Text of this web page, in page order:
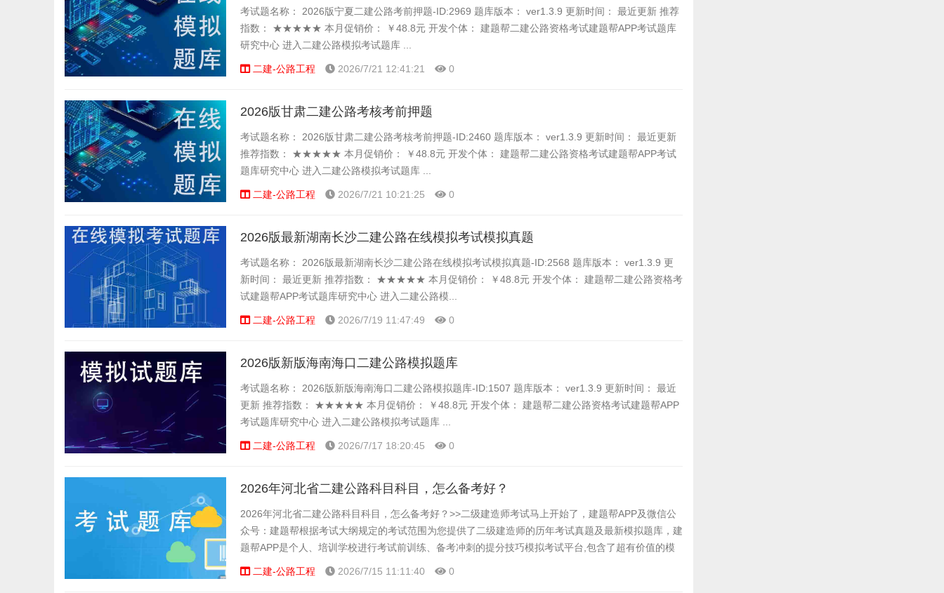
考试题名称： 2026版宁夏二建公路考前押题-ID:2969 题库版本： ver1.3.9 更新时间： 最近更新 推荐
指数： ★★★★★ 本月促销价： ￥48.8元 开发个体： 建题帮二建公路资格考试建题帮APP考试题库
研究中心 进入二建公路模拟考试题库 ...
二建-公路工程 2026/7/21 12:41:21 0
2026版甘肃二建公路考核考前押题
考试题名称： 2026版甘肃二建公路考核考前押题-ID:2460 题库版本： ver1.3.9 更新时间： 最近更新
推荐指数： ★★★★★ 本月促销价： ￥48.8元 开发个体： 建题帮二建公路资格考试建题帮APP考试
题库研究中心 进入二建公路模拟考试题库 ...
二建-公路工程 2026/7/21 10:21:25 0
2026版最新湖南长沙二建公路在线模拟考试模拟真题
考试题名称： 2026版最新湖南长沙二建公路在线模拟考试模拟真题-ID:2568 题库版本： ver1.3.9 更
新时间： 最近更新 推荐指数： ★★★★★ 本月促销价： ￥48.8元 开发个体： 建题帮二建公路资格考
试建题帮APP考试题库研究中心 进入二建公路模...
二建-公路工程 2026/7/19 11:47:49 0
2026版新版海南海口二建公路模拟题库
考试题名称： 2026版新版海南海口二建公路模拟题库-ID:1507 题库版本： ver1.3.9 更新时间： 最近
更新 推荐指数： ★★★★★ 本月促销价： ￥48.8元 开发个体： 建题帮二建公路资格考试建题帮APP
考试题库研究中心 进入二建公路模拟考试题库 ...
二建-公路工程 2026/7/17 18:20:45 0
2026年河北省二建公路科目科目，怎么备考好？
2026年河北省二建公路科目科目，怎么备考好？>>二级建造师考试马上开始了，建题帮APP及微信公
众号：建题帮根据考试大纲规定的考试范围为您提供了二级建造师的历年考试真题及最新模拟题库，建
题帮APP是个人、培训学校进行考试前训练、备考冲刺的提分技巧模拟考试平台,包含了超有价值的模
拟考试考场，有错题统计顺序练题等功能,大家可以在这里了解一下二...
二建-公路工程 2026/7/15 11:11:40 0